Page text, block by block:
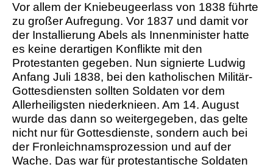
Vor allem der Kniebeugeerlass von 1838 führte
zu großer Aufregung. Vor 1837 und damit vor
der Installierung Abels als Innenminister hatte
es keine derartigen Konflikte mit den
Protestanten gegeben. Nun signierte Ludwig
Anfang Juli 1838, bei den katholischen Militär-
Gottesdiensten sollten Soldaten vor dem
Allerheiligsten niederknieen. Am 14. August
wurde das dann so weitergegeben, das gelte
nicht nur für Gottesdienste, sondern auch bei
der Fronleichnamsprozession und auf der
Wache. Das war für protestantische Soldaten